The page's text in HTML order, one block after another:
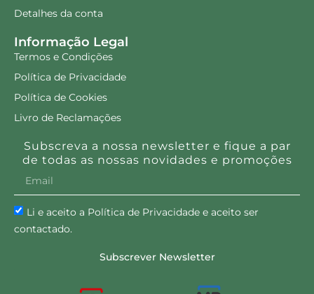
Detalhes da conta
Informação Legal
Termos e Condições
Política de Privacidade
Política de Cookies
Livro de Reclamações
Subscreva a nossa newsletter e fique a par
de todas as nossas novidades e promoções
Li e aceito a Política de Privacidade e aceito ser
contactado.
Subscrever Newsletter